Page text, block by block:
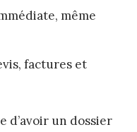
même
factures et
d’avoir un dossier